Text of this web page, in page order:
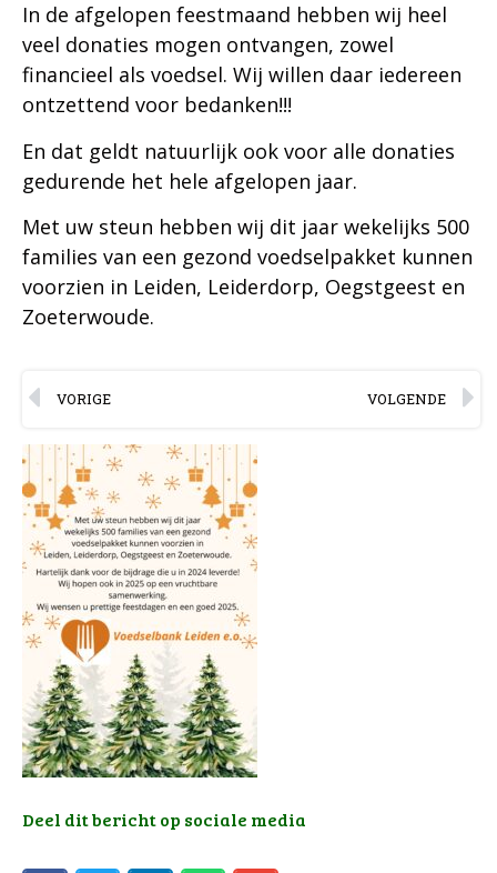
In de afgelopen feestmaand hebben wij heel
veel donaties mogen ontvangen, zowel
financieel als voedsel. Wij willen daar iedereen
ontzettend voor bedanken!!!
En dat geldt natuurlijk ook voor alle donaties
gedurende het hele afgelopen jaar.
Met uw steun hebben wij dit jaar wekelijks 500
families van een gezond voedselpakket kunnen
voorzien in Leiden, Leiderdorp, Oegstgeest en
Zoeterwoude.
VORIGE VOLGENDE
Deel dit bericht op sociale media